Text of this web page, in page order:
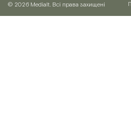
© 2026 Medialt. Всі права захищені